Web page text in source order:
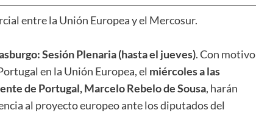
entre la Unión Europea y el Mercosur.
Sesión Plenaria (hasta el jueves). Con motivo
en la Unión Europea, el miércoles a las
de Portugal, Marcelo Rebelo de Sousa, harán
al proyecto europeo ante los diputados del